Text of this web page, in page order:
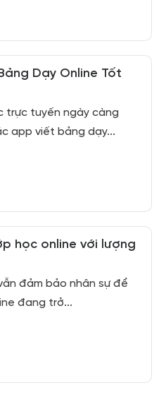
Dạy Online Tốt
trực tuyến ngày càng
app viết bảng dạy...
học online với lượng
đảm bảo nhân sự để
đang trở...